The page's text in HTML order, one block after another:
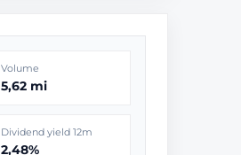
Volume
5,62 mi
Dividend yield 12m
2,48%